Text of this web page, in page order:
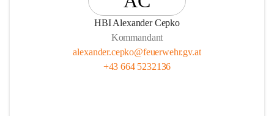
HBI Alexander Cepko
Kommandant
alexander.cepko@feuerwehr.gv.at
+43 664 5232136